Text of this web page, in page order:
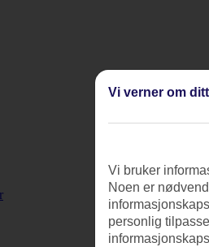
Vi verner om
Vi bruker
Noen er
personlig